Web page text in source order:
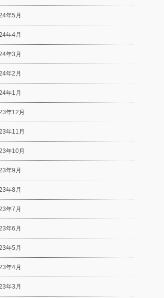
年5月
年4月
年3月
年2月
年1月
年12月
年11月
年10月
年9月
年8月
年7月
年6月
年5月
年4月
年3月